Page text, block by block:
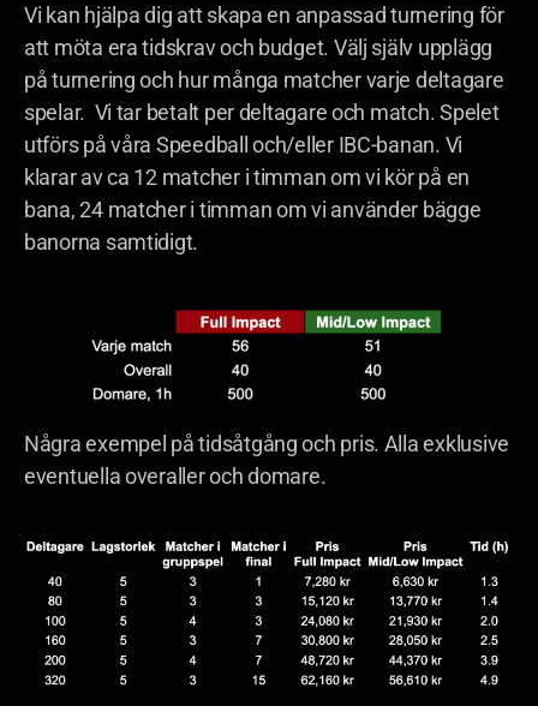
Vi kan hjälpa dig att skapa en anpassad turnering för
att möta era tidskrav och budget. Välj själv upplägg
på turnering och hur många matcher varje deltagare
spelar. Vi tar betalt per deltagare och match. Spelet
utförs på våra Speedball och/eller IBC-banan. Vi
klarar av ca 12 matcher i timman om vi kör på en
bana, 24 matcher i timman om vi använder bägge
banorna samtidigt.
Några exempel på tidsåtgång och pris. Alla exklusive
eventuella overaller och domare.